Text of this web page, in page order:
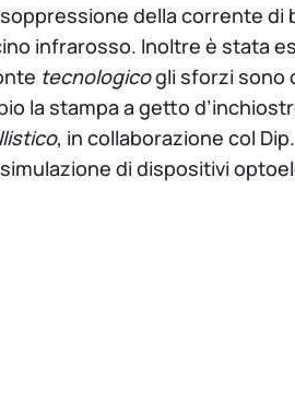
della corrente di
infrarosso. Inoltre è stata
tecnologicogli sforzi sono
la stampa a getto
, in collaborazione col
di dispositivi